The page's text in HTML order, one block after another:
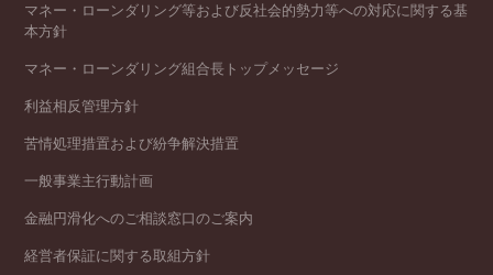
マネー・ローンダリング等および反社会的勢力等への対応に関する基
本方針
マネー・ローンダリング組合長トップメッセージ
利益相反管理方針
苦情処理措置および紛争解決措置
一般事業主行動計画
金融円滑化へのご相談窓口のご案内
経営者保証に関する取組方針